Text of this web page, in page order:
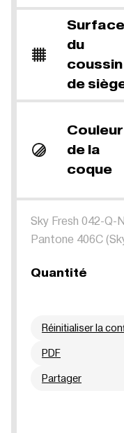
Surface
du
coussin
de
Couleur
de la
coque
Sky Fresh 042-Q-
Pantone 406C
Quantité
Réinitialiser la
PDF
Partager